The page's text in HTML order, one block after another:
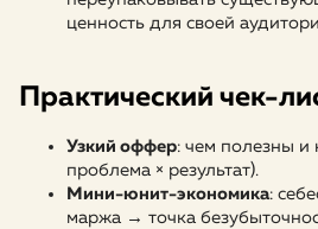
ценность для своей
Практический чек-
Узкий оффер: чем полезны и
проблема × результат).
Мини-юнит-экономика:
маржа → точка